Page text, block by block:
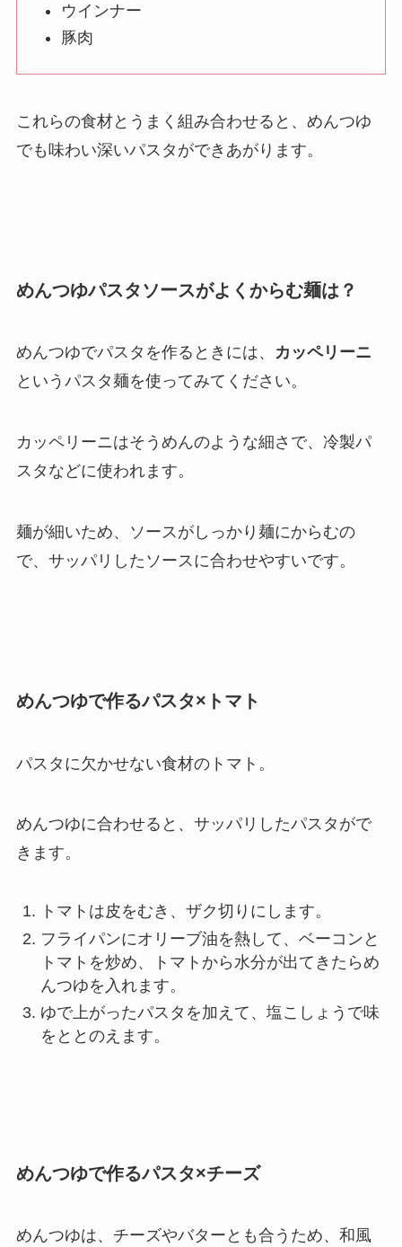
ウインナー
豚肉
これらの食材とうまく組み合わせると、めんつゆ
でも味わい深いパスタができあがります。
めんつゆパスタソースがよくからむ麺は？
めんつゆでパスタを作るときには、
カッペリーニ
というパスタ麺を使ってみてください。
カッペリーニはそうめんのような細さで、冷製パ
スタなどに使われます。
麺が細いため、ソースがしっかり麺にからむの
で、サッパリしたソースに合わせやすいです。
めんつゆで作るパスタ×トマト
パスタに欠かせない食材のトマト。
めんつゆに合わせると、サッパリしたパスタがで
きます。
トマトは皮をむき、ザク切りにします。
フライパンにオリーブ油を熱して、ベーコンと
トマトを炒め、トマトから水分が出てきたらめ
んつゆを入れます。
ゆで上がったパスタを加えて、塩こしょうで味
をととのえます。
めんつゆで作るパスタ×チーズ
めんつゆは、チーズやバターとも合うため、和風